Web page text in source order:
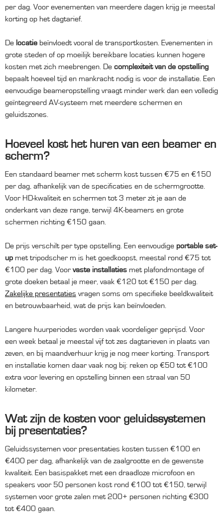
per dag. Voor evenementen van meerdere dagen krijg je meestal
korting op het dagtarief.
De locatie beïnvloedt vooral de transportkosten. Evenementen in
grote steden of op moeilijk bereikbare locaties kunnen hogere
kosten met zich meebrengen. De complexiteit van de opstelling
bepaalt hoeveel tijd en mankracht nodig is voor de installatie. Een
eenvoudige beameropstelling vraagt minder werk dan een volledig
geïntegreerd AV-systeem met meerdere schermen en
geluidszones.
Hoeveel kost het huren van een beamer en
scherm?
Een standaard beamer met scherm kost tussen €75 en €150
per dag, afhankelijk van de specificaties en de schermgrootte.
Voor HD-kwaliteit en schermen tot 3 meter zit je aan de
onderkant van deze range, terwijl 4K-beamers en grote
schermen richting €150 gaan.
De prijs verschilt per type opstelling. Een eenvoudige portable set-
up met tripodscher m is het goedkoopst, meestal rond €75 tot
€100 per dag. Voorvaste installaties met plafondmontage of
grote doeken betaal je meer, vaak €120 tot €150 per dag.
Zakelijke presentaties vragen soms om specifieke beeldkwaliteit
en betrouwbaarheid, wat de prijs kan beïnvloeden.
Langere huurperiodes worden vaak voordeliger geprijsd. Voor
een week betaal je meestal vijf tot zes dagtarieven in plaats van
zeven, en bij maandverhuur krijg je nog meer korting. Transport
en installatie komen daar vaak nog bij: reken op €50 tot €100
extra voor levering en opstelling binnen een straal van 50
kilometer.
Wat zijn de kosten voor geluidssystemen
bij presentaties?
Geluidssystemen voor presentaties kosten tussen €100 en
€400 per dag, afhankelijk van de zaalgrootte en de gewenste
kwaliteit. Een basispakket met een draadloze microfoon en
speakers voor 50 personen kost rond €100 tot €150, terwijl
systemen voor grote zalen met 200+ personen richting €300
tot €400 gaan.